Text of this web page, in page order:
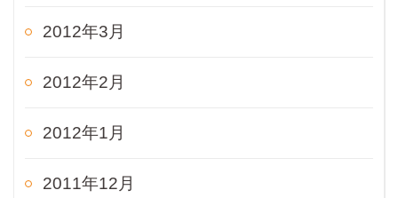
2012年3月
2012年2月
2012年1月
2011年12月